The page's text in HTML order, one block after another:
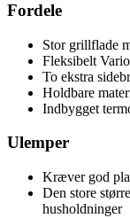
Fordele
Stor grillflade
Fleksibelt
To ekstra
Holdbare
Indbygget
Ulemper
Kræver god
Den store
husholdninger